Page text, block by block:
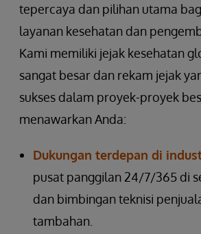
tepercaya dan pilihan utama
layanan kesehatan dan
Kami memiliki jejak kesehatan
sangat besar dan rekam jejak
sukses dalam proyek-proyek
menawarkan Anda:
Dukungan terdepan di
pusat panggilan 24/7/365 di
dan bimbingan teknisi
tambahan.